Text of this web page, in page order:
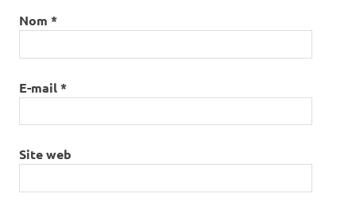
Nom *
E-mail*
Site web